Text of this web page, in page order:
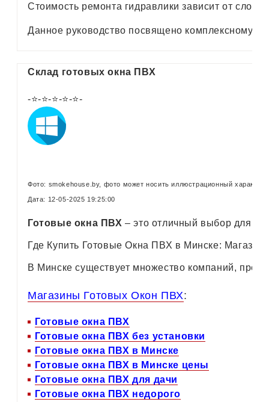
Стоимость ремонта гидравлики зависит от
Данное руководство посвящено комплексному
Склад готовых окна ПВХ
-⭐-⭐-⭐-⭐-⭐-
Фото: smokehouse.by, фото может носить иллюстрационный характер
Дата: 12-05-2025 19:25:00
Готовые окна ПВХ – это отличный выбор для
Где Купить Готовые Окна ПВХ в Минске:
В Минске существует множество компаний,
Магазины Готовых Окон ПВХ:
Готовые окна ПВХ
Готовые окна ПВХ без установки
Готовые окна ПВХ в Минске
Готовые окна ПВХ в Минске цены
Готовые окна ПВХ для дачи
Готовые окна ПВХ недорого